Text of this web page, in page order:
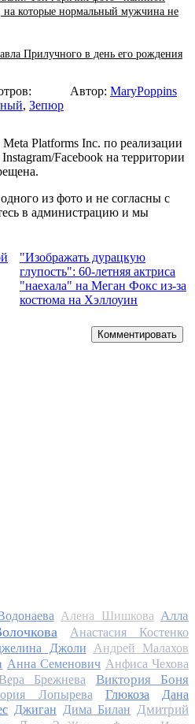
которые нормальный мужчина не
Прилучного в день его рождения
, Зепюр
Автор: MaryPoppins
Platforms Inc. по реализации
Facebook на территории
из фото и не согласны с
в администрацию и мы
"Изображать дурацкую
глупость": 60-летняя актриса
"наехала" на Меган Фокс из-за
костюма на Хэллоуин
Комментировать
Алена Шишкова Алла
Анастасия Костенко
Джоли
Андрей Малахов
Анна Семенович Анфиса Чехова
Брежнева Виктория Боня
Лопырева Глюкоза
Дана
Джиган Дима Билан Дмитрий